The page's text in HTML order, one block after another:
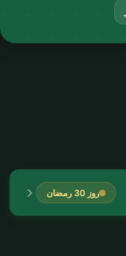
روز 30 رمضان